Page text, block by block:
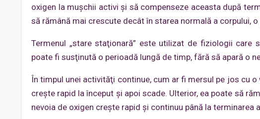
oxigen la muşchii activi şi să compenseze aceasta după
să rămână mai crescute decât în starea normală a corpului,
Termenul „stare staţionară” este utilizat de fiziologii
poate fi susţinută o perioadă lungă de timp, fără să apară o
În timpul unei activităţi continue, cum ar fi mersul pe jos cu
creşte rapid la început şi apoi scade. Ulterior, ea poate să
nevoia de oxigen creşte rapid şi continuu până la terminarea